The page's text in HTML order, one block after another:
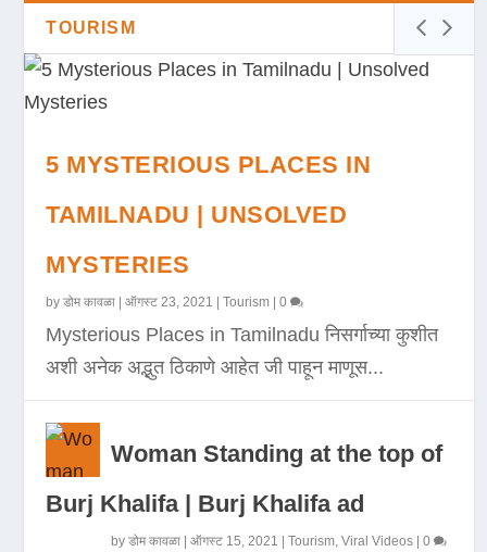
TOURISM
5 MYSTERIOUS PLACES IN
TAMILNADU | UNSOLVED
MYSTERIES
byडोम कावळा |ऑगस्ट 23, 2021 |Tourism |0
Mysterious Places in Tamilnadu निसर्गाच्या कुशीत
अशी अनेक अद्भुत ठिकाणे आहेत जी पाहून माणूस...
Woman Standing at the top of
Burj Khalifa | Burj Khalifa ad
byडोम कावळा |ऑगस्ट 15, 2021 |Tourism,Viral Videos |0